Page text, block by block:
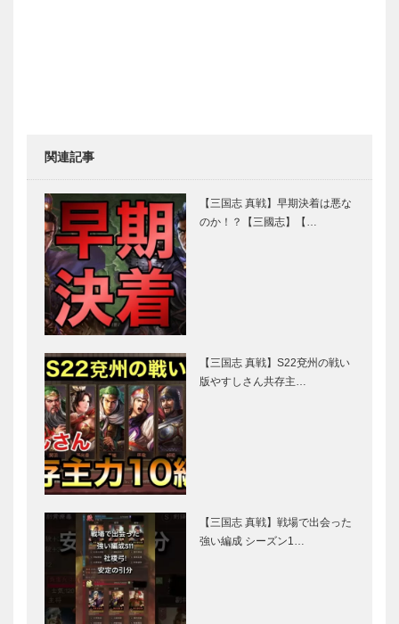
関連記事
【三国志 真戦】早期決着は悪な
のか！？【三國志】【…
【三国志 真戦】S22兗州の戦い
版やすしさん共存主…
【三国志 真戦】戦場で出会った
強い編成 シーズン1…